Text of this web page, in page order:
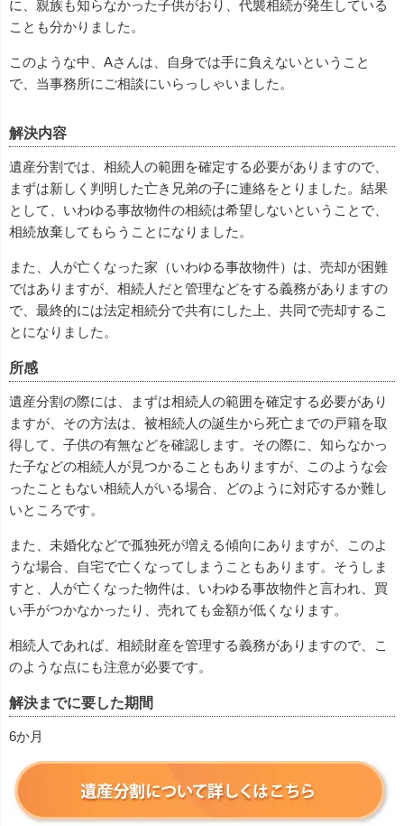
に、親族も知らなかった子供がおり、代襲相続が発生している
ことも分かりました。
このような中、Aさんは、自身では手に負えないということ
で、当事務所にご相談にいらっしゃいました。
解決内容
遺産分割では、相続人の範囲を確定する必要がありますので、
まずは新しく判明した亡き兄弟の子に連絡をとりました。結果
として、いわゆる事故物件の相続は希望しないということで、
相続放棄してもらうことになりました。
また、人が亡くなった家（いわゆる事故物件）は、売却が困難
ではありますが、相続人だと管理などをする義務がありますの
で、最終的には法定相続分で共有にした上、共同で売却するこ
とになりました。
所感
遺産分割の際には、まずは相続人の範囲を確定する必要があり
ますが、その方法は、被相続人の誕生から死亡までの戸籍を取
得して、子供の有無などを確認します。その際に、知らなかっ
た子などの相続人が見つかることもありますが、このような会
ったこともない相続人がいる場合、どのように対応するか難し
いところです。
また、未婚化などで孤独死が増える傾向にありますが、このよ
うな場合、自宅で亡くなってしまうこともあります。そうしま
すと、人が亡くなった物件は、いわゆる事故物件と言われ、買
い手がつかなかったり、売れても金額が低くなります。
相続人であれば、相続財産を管理する義務がありますので、こ
のような点にも注意が必要です。
解決までに要した期間
6か月